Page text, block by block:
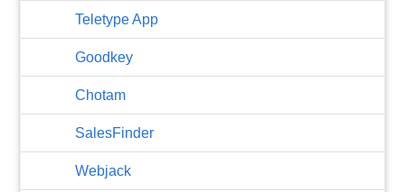
Teletype App
Goodkey
Chotam
SalesFinder
Webjack